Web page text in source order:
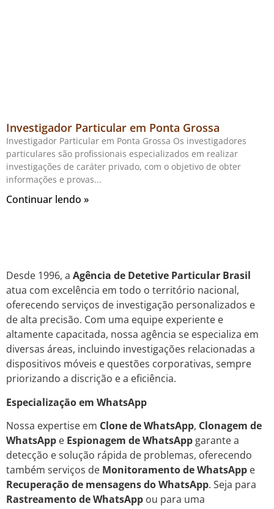
Investigador Particular em Ponta Grossa
Investigador Particular em Ponta Grossa Os investigadores
particulares são profissionais especializados em realizar
investigações de caráter privado, com o objetivo de obter
informações e provas
Continuar lendo »
Desde 1996, a Agência de Detetive Particular Brasil
atua com excelência em todo o território nacional,
oferecendo serviços de investigação personalizados e
de alta precisão. Com uma equipe experiente e
altamente capacitada, nossa agência se especializa em
diversas áreas, incluindo investigações relacionadas a
dispositivos móveis e questões corporativas, sempre
priorizando a discrição e a eficiência.
Especialização em WhatsApp
Nossa expertise em Clone de WhatsApp, Clonagem de
WhatsApp e Espionagem de WhatsApp garante a
detecção e solução rápida de problemas, oferecendo
também serviços de Monitoramento de WhatsApp e
Recuperação de mensagens do WhatsApp. Seja para
Rastreamento de WhatsApp ou para uma